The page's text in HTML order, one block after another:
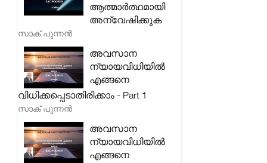
ആത്മാർത്ഥമായി
അന്വേഷിക്കുക
സാക് പുന്നൻ
അവസാന
ന്യായവിധിയിൽ
എങ്ങനെ
വിധിക്കപ്പെടാതിരിക്കാം - Part 1
സാക് പുന്നൻ
അവസാന
ന്യായവിധിയിൽ
എങ്ങനെ